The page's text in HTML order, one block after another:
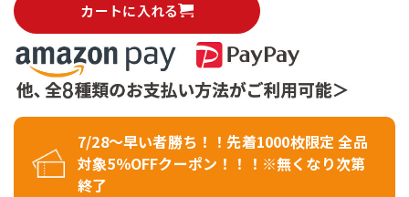
カートに入れる
7/28～早い者勝ち！！先着1000枚限定 全品
対象5％OFFクーポン！！！※無くなり次第
終了